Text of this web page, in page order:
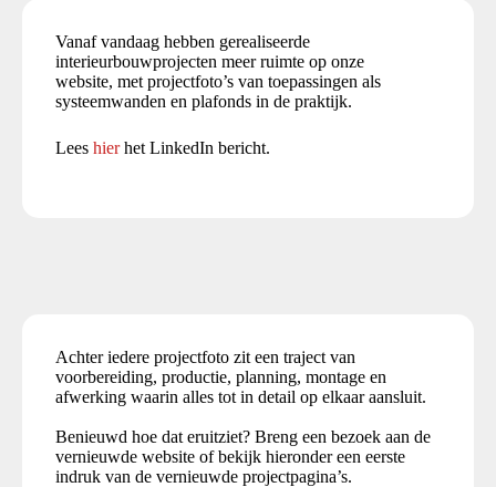
Vanaf vandaag hebben gerealiseerde
interieurbouwprojecten meer ruimte op onze
website, met projectfoto’s van toepassingen als
systeemwanden en plafonds in de praktijk.
Lees hierhet LinkedIn bericht.
Achter iedere projectfoto zit een traject van
voorbereiding, productie, planning, montage en
afwerking waarin alles tot in detail op elkaar aansluit.
Benieuwd hoe dat eruitziet? Breng een bezoek aan de
vernieuwde website of bekijk hieronder een eerste
indruk van de vernieuwde projectpagina’s.